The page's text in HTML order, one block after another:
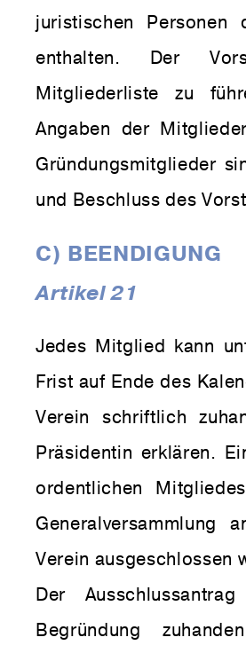
juristischen
enthalten. Der
Mitgliederliste zu
Angaben der
Gründungsmitglieder
und Beschluss des
C) BEENDIGUNG
Artikel 21
Jedes Mitglied kann
Frist auf Ende des
Verein schriftlich
Präsidentin erklären.
ordentlichen
Generalversammlung
Verein ausgeschlossen
Der
Begründung